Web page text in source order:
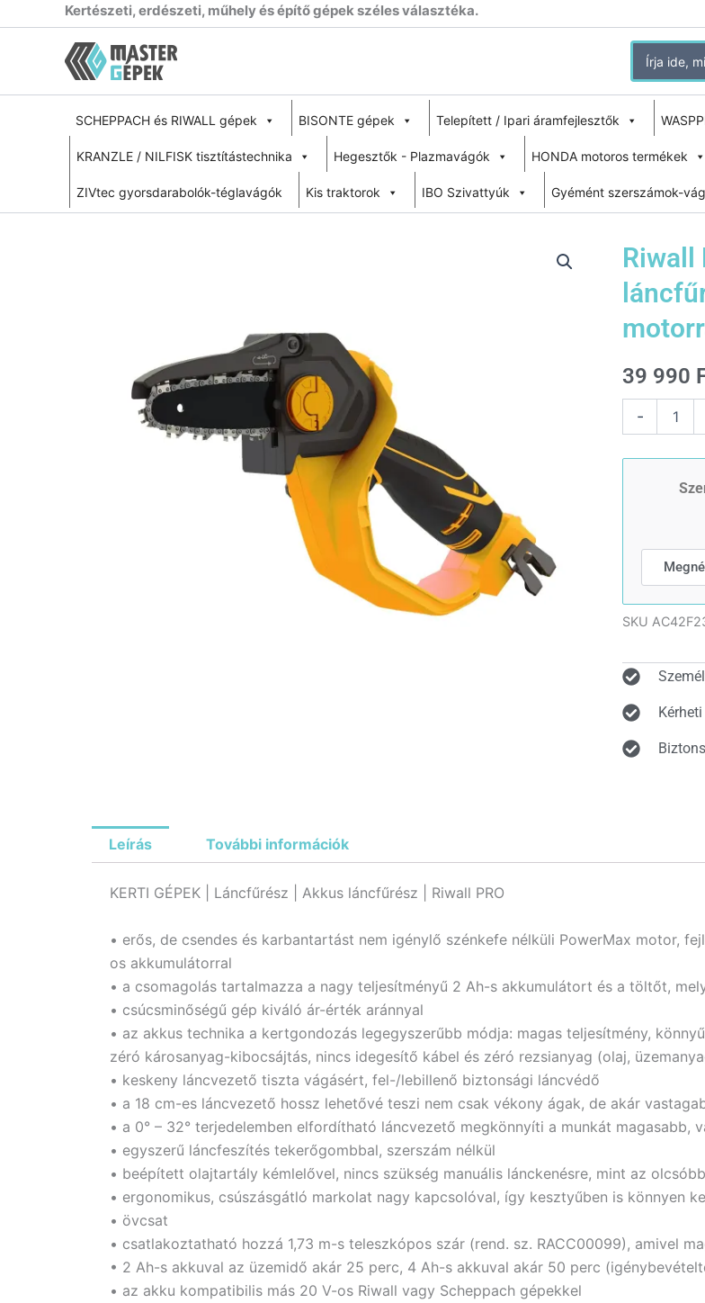
Kertészeti, erdészeti, műhely és építő gépek széles választéka.
Search
for:
SCHEPPACH és RIWALL gépek BISONTE gépek Telepített / Ipari áramfejlesztők
KRANZLE / NILFISK tisztítástechnika Hegesztők - Plazmavágók HONDA motoros termékek
ZIVtec gyorsdarabolók-téglavágók Kis traktorok IBO Szivattyúk Gyémént szerszámok-
Riwall
39 990
-
1820i
szénkefe
nélküli
motorral
és
mennyiség
SKU
Leírás További információk
KERTI GÉPEK | Láncfűrész | Akkus láncfűrész | Riwall PRO
• erős, de csendes és karbantartást nem igénylő szénkefe nélküli PowerMax motor,
os akkumulátorral
• a csomagolás tartalmazza a nagy teljesítményű 2 Ah-s akkumulátort és a töltőt,
• csúcsminőségű gép kiváló ár-érték aránnyal
• az akkus technika a kertgondozás legegyszerűbb módja: magas teljesítmény,
zéró károsanyag-kibocsájtás, nincs idegesítő kábel és zéró rezsianyag (olaj,
• keskeny láncvezető tiszta vágásért, fel-/lebillenő biztonsági láncvédő
• a 18 cm-es láncvezető hossz lehetővé teszi nem csak vékony ágak, de akár
• a 0° – 32° terjedelemben elfordítható láncvezető megkönnyíti a munkát magasabb,
• egyszerű láncfeszítés tekerőgombbal, szerszám nélkül
• beépített olajtartály kémlelővel, nincs szükség manuális lánckenésre, mint az
• ergonomikus, csúszásgátló markolat nagy kapcsolóval, így kesztyűben is könnyen
• övcsat
• csatlakoztatható hozzá 1,73 m-s teleszkópos szár (rend. sz. RACC00099), amivel
• 2 Ah-s akkuval az üzemidő akár 25 perc, 4 Ah-s akkuval akár 50 perc
• az akku kompatibilis más 20 V-os Riwall vagy Scheppach gépekkel